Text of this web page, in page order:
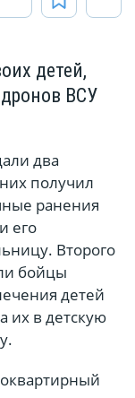
детей,
ВСУ
два
получил
ранения
его
Второго
бойцы
детей
их в детскую